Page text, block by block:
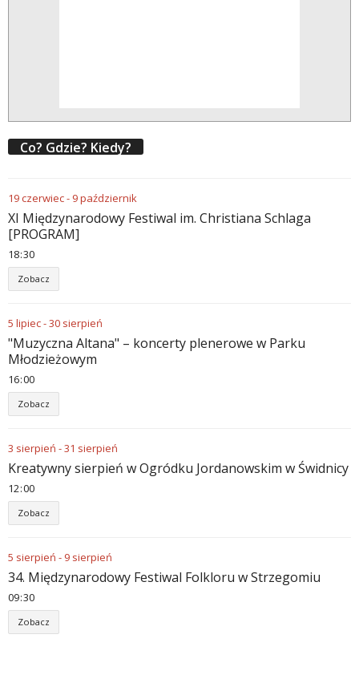
Co? Gdzie? Kiedy?
19czerwiec- 9październik
XI Międzynarodowy Festiwal im. Christiana Schlaga
[PROGRAM]
18 30
Zobacz
5 lipiec-30 sierpień
"Muzyczna Altana" – koncerty plenerowe w Parku
Młodzieżowym
16 00
Zobacz
3 sierpień -31 sierpień
Kreatywny sierpień w Ogródku Jordanowskim w Świdnicy
12 00
Zobacz
5 sierpień - 9 sierpień
34. Międzynarodowy Festiwal Folkloru w Strzegomiu
09 30
Zobacz